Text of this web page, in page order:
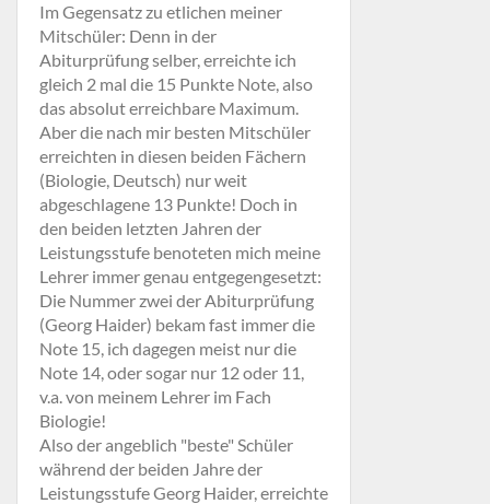
Im Gegensatz zu etlichen meiner
Mitschüler: Denn in der
Abiturprüfung selber, erreichte ich
gleich 2 mal die 15 Punkte Note, also
das absolut erreichbare Maximum.
Aber die nach mir besten Mitschüler
erreichten in diesen beiden Fächern
(Biologie, Deutsch) nur weit
abgeschlagene 13 Punkte! Doch in
den beiden letzten Jahren der
Leistungsstufe benoteten mich meine
Lehrer immer genau entgegengesetzt:
Die Nummer zwei der Abiturprüfung
(Georg Haider) bekam fast immer die
Note 15, ich dagegen meist nur die
Note 14, oder sogar nur 12 oder 11,
v.a. von meinem Lehrer im Fach
Biologie!
Also der angeblich "beste" Schüler
während der beiden Jahre der
Leistungsstufe Georg Haider, erreichte